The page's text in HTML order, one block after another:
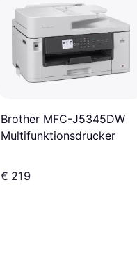
Brother MFC-J5345DW
Multifunktionsdrucker
€ 219